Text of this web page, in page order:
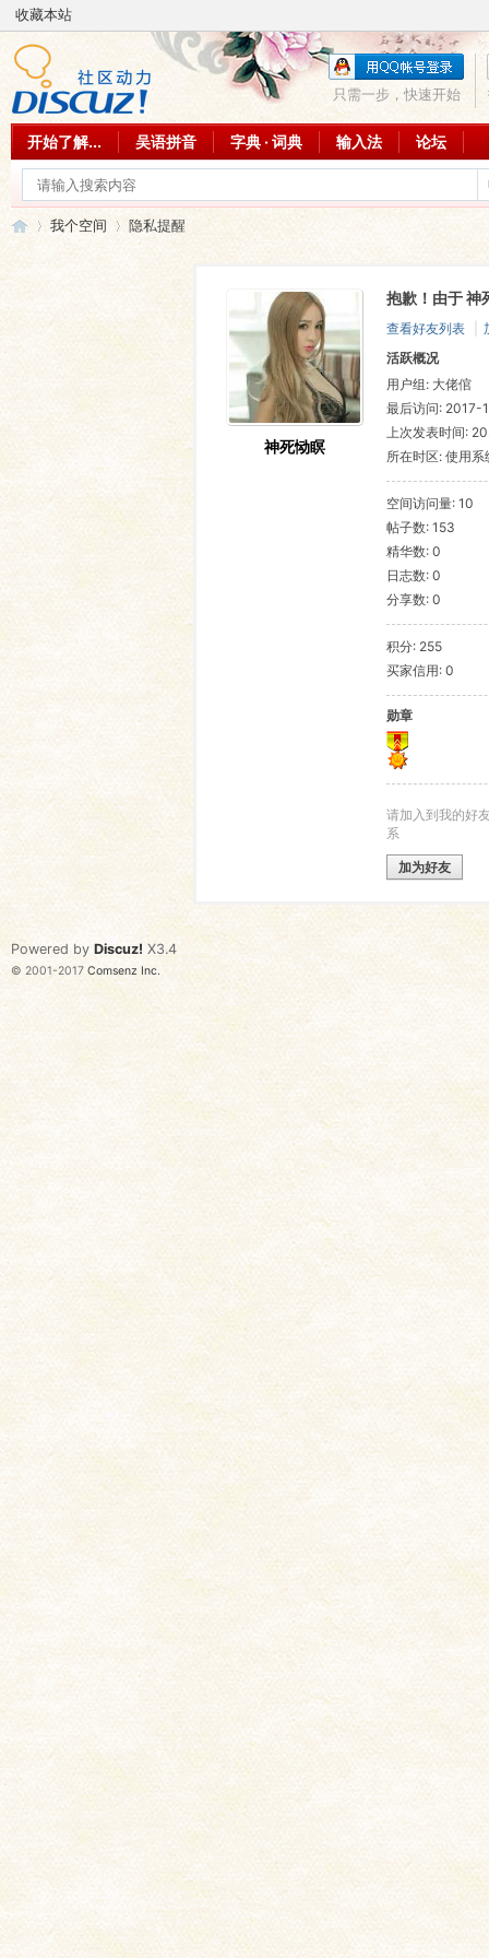
收藏本站
只需一步，快速开始
开始了解... 吴语拼音 字典 · 词典 输入法 论坛
吴
语
会
我个空间 隐私提醒
神死恸瞑
抱歉！由于 神
查看好友列表
活跃概况
用户组: 大佬倌
最后访问: 2017-
上次发表时间:
所在时区: 使用系
空间访问量: 10
帖子数: 153
精华数: 0
日志数: 0
分享数: 0
积分: 255
买家信用: 0
勋章
请加入到我的好
系
加为好友
Powered by Discuz! X3.4
© 2001-2017 Comsenz Inc.